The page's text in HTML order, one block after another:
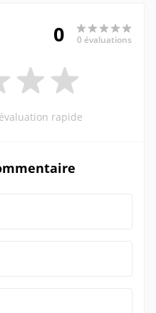
0 0 évaluations
rapide